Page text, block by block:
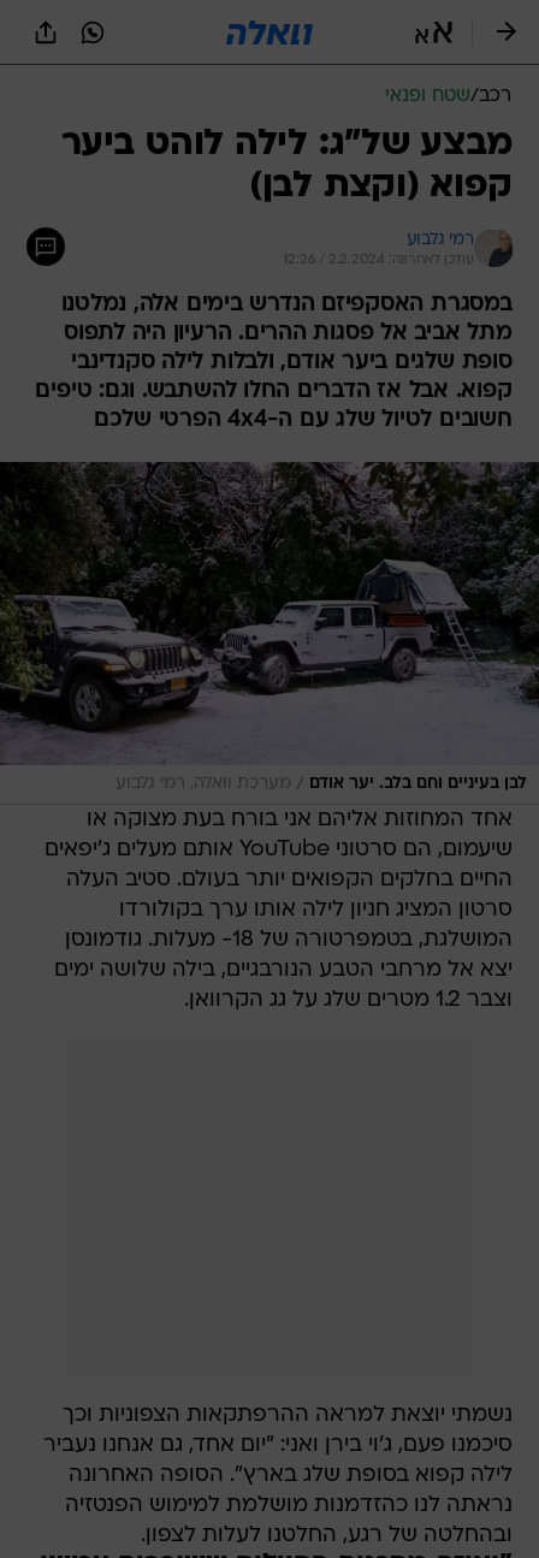
רכב/שטח ופנאי
מבצע של"ג: לילה לוהט ביער
קפוא (וקצת לבן)
רמי גלבוע
עודכן לאחרונה: 2.2.2024 / 12:26
במסגרת האסקפיזם הנדרש בימים אלה, נמלטנו
מתל אביב אל פסגות ההרים. הרעיון היה לתפוס
סופת שלגים ביער אודם, ולבלות לילה סקנדינבי
קפוא. אבל אז הדברים החלו להשתבש. וגם: טיפים
חשובים לטיול שלג עם ה-4x4 הפרטי שלכם
לבן בעיניים וחם בלב. יער אודם / מערכת וואלה, רמי גלבוע
אחד המחוזות אליהם אני בורח בעת מצוקה או
שיעמום, הם סרטוני YouTube אותם מעלים ג'יפאים
החיים בחלקים הקפואים יותר בעולם. סטיב העלה
סרטון המציג חניון לילה אותו ערך בקולורדו
המושלגת, בטמפרטורה של 18- מעלות. גודמונסן
יצא אל מרחבי הטבע הנורבגיים, בילה שלושה ימים
וצבר 1.2 מטרים שלג על גג הקרוואן.
נשמתי יוצאת למראה ההרפתקאות הצפוניות וכך
סיכמנו פעם, ג'וי בירן ואני: "יום אחד, גם אנחנו נעביר
לילה קפוא בסופת שלג בארץ". הסופה האחרונה
נראתה לנו כהזדמנות מושלמת למימוש הפנטזיה
ובהחלטה של רגע, החלטנו לעלות לצפון.